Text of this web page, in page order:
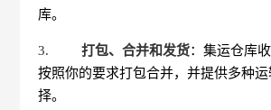
库。
3.打包、合并和发货：集运仓库
按照你的要求打包合并，并提供多种
择。